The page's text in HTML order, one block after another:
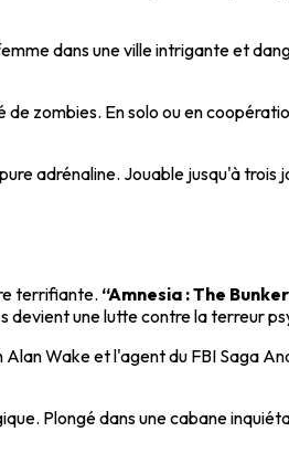
dans une ville intrigante et
zombies. En solo ou en
adrénaline. Jouable jusqu'à trois
terrifiante. “Amnesia : The
devient une lutte contre la terreur
Wake et l'agent du FBI Saga
Plongé dans une cabane